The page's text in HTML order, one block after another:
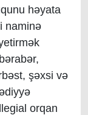
həyata
naminə
şəxsi və
orqan